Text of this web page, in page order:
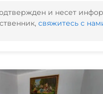
и несет
свяжитесь с